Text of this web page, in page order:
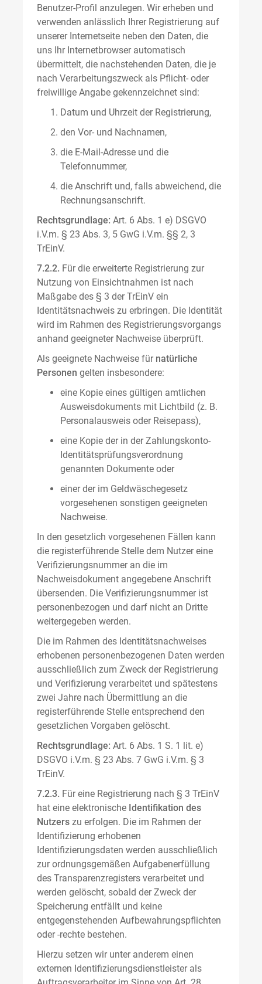
Benutzer-Profil anzulegen. Wir erheben und
verwenden anlässlich Ihrer Registrierung auf
unserer Internetseite neben den Daten, die
uns Ihr Internetbrowser automatisch
übermittelt, die nachstehenden Daten, die je
nach Verarbeitungszweck als Pflicht- oder
freiwillige Angabe gekennzeichnet sind:
Datum und Uhrzeit der Registrierung,
den Vor- und Nachnamen,
die E-Mail-Adresse und die
Telefonnummer,
die Anschrift und, falls abweichend, die
Rechnungsanschrift.
Rechtsgrundlage: Art. 6 Abs. 1 e) DSGVO
i.V.m. § 23 Abs. 3, 5 GwG i.V.m. §§ 2, 3
TrEinV.
7.2.2. Für die erweiterte Registrierung zur
Nutzung von Einsichtnahmen ist nach
Maßgabe des § 3 der TrEinV ein
Identitätsnachweis zu erbringen. Die Identität
wird im Rahmen des Registrierungsvorgangs
anhand geeigneter Nachweise überprüft.
Als geeignete Nachweise für natürliche
Personen gelten insbesondere:
eine Kopie eines gültigen amtlichen
Ausweisdokuments mit Lichtbild (z. B.
Personalausweis oder Reisepass),
eine Kopie der in der Zahlungskonto-
Identitätsprüfungsverordnung
genannten Dokumente oder
einer der im Geldwäschegesetz
vorgesehenen sonstigen geeigneten
Nachweise.
In den gesetzlich vorgesehenen Fällen kann
die registerführende Stelle dem Nutzer eine
Verifizierungsnummer an die im
Nachweisdokument angegebene Anschrift
übersenden. Die Verifizierungsnummer ist
personenbezogen und darf nicht an Dritte
weitergegeben werden.
Die im Rahmen des Identitätsnachweises
erhobenen personenbezogenen Daten werden
ausschließlich zum Zweck der Registrierung
und Verifizierung verarbeitet und spätestens
zwei Jahre nach Übermittlung an die
registerführende Stelle entsprechend den
gesetzlichen Vorgaben gelöscht.
Rechtsgrundlage: Art. 6 Abs. 1 S. 1 lit. e)
DSGVO i.V.m. § 23 Abs. 7 GwG i.V.m. § 3
TrEinV.
7.2.3. Für eine Registrierung nach § 3 TrEinV
hat eine elektronische Identifikation des
Nutzers zu erfolgen. Die im Rahmen der
Identifizierung erhobenen
Identifizierungsdaten werden ausschließlich
zur ordnungsgemäßen Aufgabenerfüllung
des Transparenzregisters verarbeitet und
werden gelöscht, sobald der Zweck der
Speicherung entfällt und keine
entgegenstehenden Aufbewahrungspflichten
oder -rechte bestehen.
Hierzu setzen wir unter anderem einen
externen Identifizierungsdienstleister als